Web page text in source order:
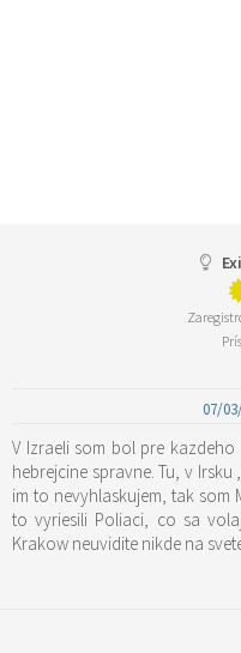
07/
V Izraeli som bol pre
hebrejcine spravne. Tu, v
im to nevyhlaskujem, tak som
to vyriesili Poliaci, co sa
Krakow neuvidite nikde na